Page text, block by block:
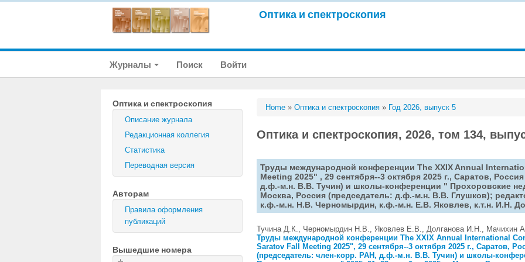
Оптика и спектроскопия
Журналы Поиск Войти
Оптика и спектроскопия
Описание журнала
Редакционная коллегия
Статистика
Переводная версия
Авторам
Правила оформления
публикаций
Вышедшие номера
Home »Оптика и спектроскопия » Год 2026, выпуск 5
Оптика и спектроскопия, 2026, том 134,
Труды международной конференции The XXIX Annual
Meeting 2025" , 29 сентября--3 октября 2025 г., Саратов,
д.ф.-м.н. В.В. Тучин) и школы-конференции " Прохоровские
Москва, Россия (председатель: д.ф.-м.н. В.В. Глушков);
к.ф.-м.н. Н.В. Черномырдин, к.ф.-м.н. Е.В. Яковлев, к.т.н. И.Н.
Тучина Д.К., Черномырдин Н.В., Яковлев Е.В., Долганова И.Н., Мачихин
Труды международной конференции The XXIX Annual International
Saratov Fall Meeting 2025", 29 сентября--3 октября 2025 г., Саратов,
(председатель: член-корр. РАН, д.ф.-м.н. В.В. Тучин) и школы-